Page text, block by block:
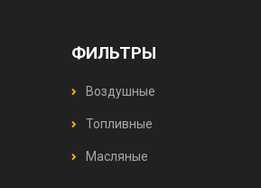
ФИЛЬТРЫ
Воздушные
Топливные
Масляные